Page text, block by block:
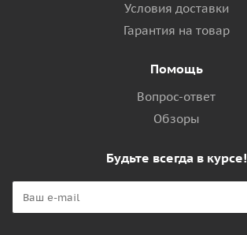
Условия доставки
Гарантия на товар
Помощь
Вопрос-ответ
Обзоры
Будьте всегда в курсе!